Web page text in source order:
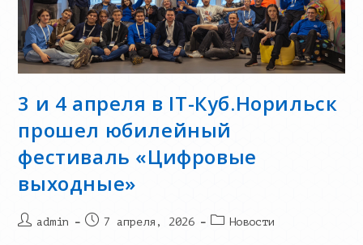
3 и 4 апреля в IT-Куб.Норильск
прошел юбилейный
фестиваль «Цифровые
выходные»
Postadmin
Запись7 апреля, 2026
PostНовости